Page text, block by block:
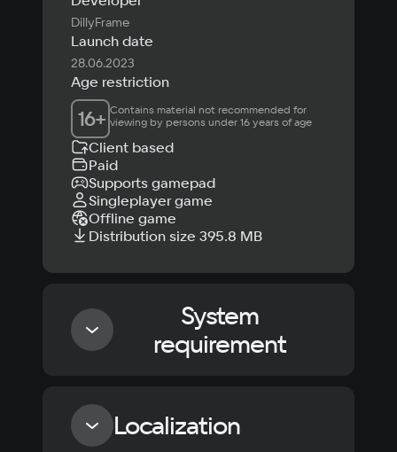
DillyFrame
Launch date
28.06.2023
Age restriction
16+ Contains material not recommended for
viewing by persons under 16 years of age
Client based
Paid
Supports gamepad
Singleplayer game
Offline game
Distribution size 395.8 MB
System
requirement
MinimumLocalization